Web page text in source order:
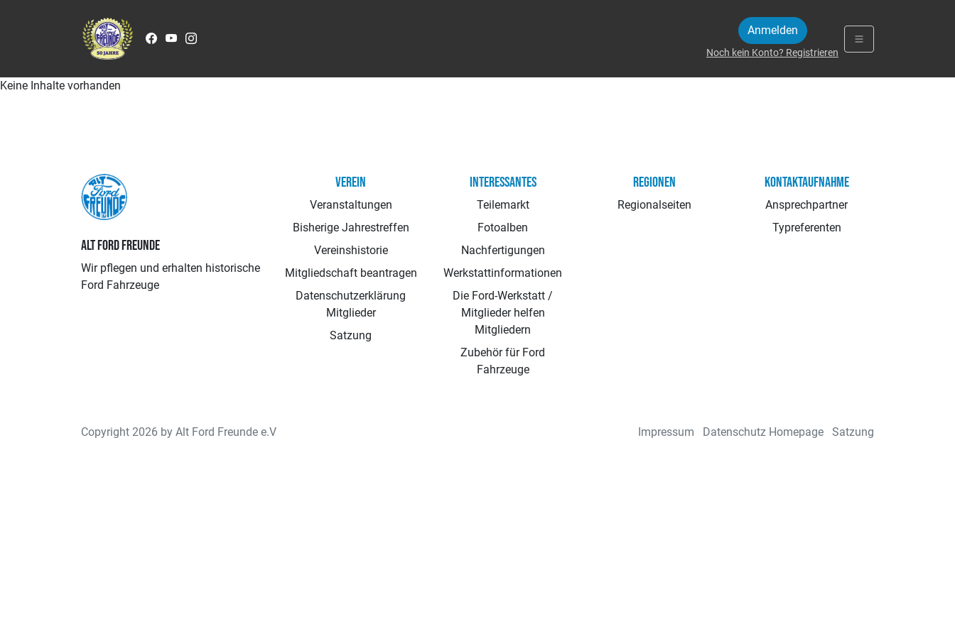
Anmelden
Noch kein Konto? Registrieren
Keine Inhalte vorhanden
ALT FORD FREUNDE
Wir pflegen und erhalten historische
Ford Fahrzeuge
VEREIN
Veranstaltungen
Bisherige Jahrestreffen
Vereinshistorie
Mitgliedschaft beantragen
Datenschutzerklärung
Mitglieder
Satzung
INTERESSANTES
Teilemarkt
Fotoalben
Nachfertigungen
Werkstattinformationen
Die Ford-Werkstatt /
Mitglieder helfen
Mitgliedern
Zubehör für Ford
Fahrzeuge
REGIONEN
Regionalseiten
KONTAKTAUFNAHME
Ansprechpartner
Typreferenten
Copyright 2026 by Alt Ford Freunde e.V Impressum Datenschutz Homepage Satzung